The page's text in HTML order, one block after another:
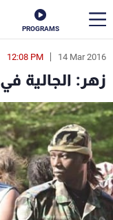
PROGRAMS
14 Mar 2016
12:08 PM
زهر: الجالية
en
الأخبار
سياسة
إقتصاد
منوعات